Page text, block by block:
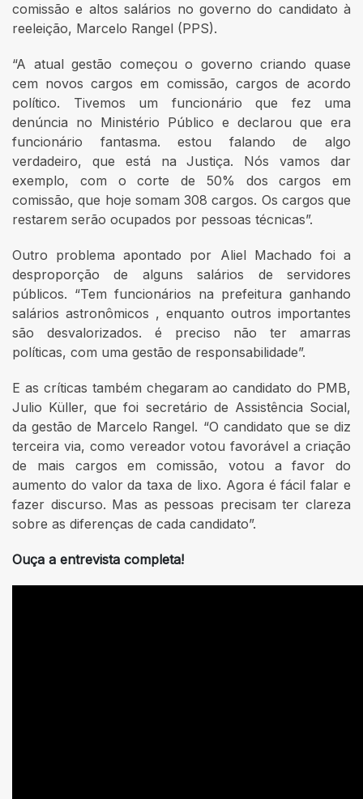
comissão e altos salários no governo do candidato à
reeleição, Marcelo Rangel (PPS).
“A atual gestão começou o governo criando quase
cem novos cargos em comissão, cargos de acordo
político. Tivemos um funcionário que fez uma
denúncia no Ministério Público e declarou que era
funcionário fantasma. estou falando de algo
verdadeiro, que está na Justiça. Nós vamos dar
exemplo, com o corte de 50% dos cargos em
comissão, que hoje somam 308 cargos. Os cargos que
restarem serão ocupados por pessoas técnicas”.
Outro problema apontado por Aliel Machado foi a
desproporção de alguns salários de servidores
públicos. “Tem funcionários na prefeitura ganhando
salários astronômicos , enquanto outros importantes
são desvalorizados. é preciso não ter amarras
políticas, com uma gestão de responsabilidade”.
E as críticas também chegaram ao candidato do PMB,
Julio Küller, que foi secretário de Assistência Social,
da gestão de Marcelo Rangel. “O candidato que se diz
terceira via, como vereador votou favorável a criação
de mais cargos em comissão, votou a favor do
aumento do valor da taxa de lixo. Agora é fácil falar e
fazer discurso. Mas as pessoas precisam ter clareza
sobre as diferenças de cada candidato”.
Ouça a entrevista completa!